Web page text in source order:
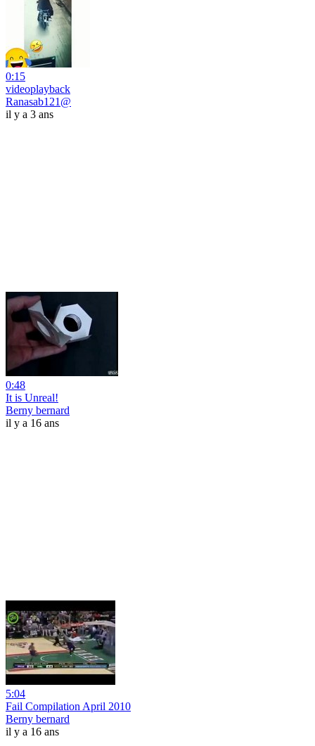
0:15
videoplayback
Ranasab121@
il y a 3 ans
0:48
It is Unreal!
Berny bernard
il y a 16 ans
5:04
Fail Compilation April 2010
Berny bernard
il y a 16 ans